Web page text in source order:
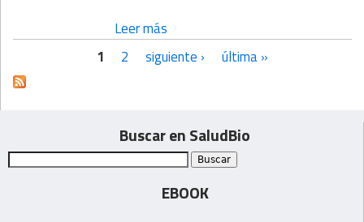
Leer más
1 2 siguiente › última »
Buscar en SaludBio
EBOOK